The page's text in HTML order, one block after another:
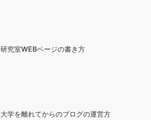
研究室WEBページの書き方
大学を離れてからのブログの運営方